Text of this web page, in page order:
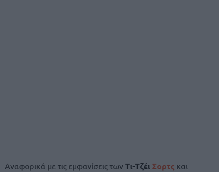
Αναφορικά με τις εμφανίσεις των Τι-ΤζέιΣορτς και